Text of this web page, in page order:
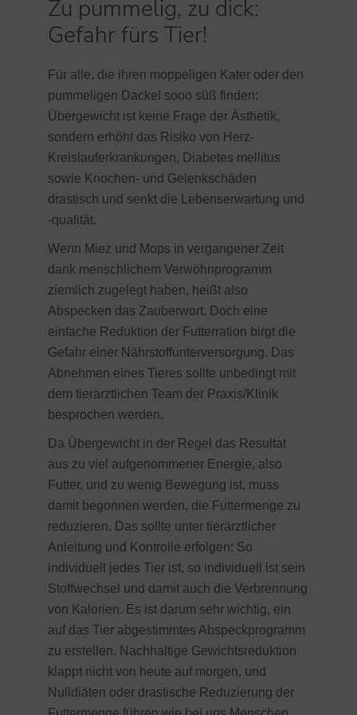
Zu pummelig, zu dick:
Gefahr fürs Tier!
Für alle, die ihren moppeligen Kater oder den
pummeligen Dackel sooo süß finden:
Übergewicht ist keine Frage der Ästhetik,
sondern erhöht das Risiko von Herz-
Kreislauferkrankungen, Diabetes mellitus
sowie Knochen- und Gelenkschäden
drastisch und senkt die Lebenserwartung und
-qualität.
Wenn Miez und Mops in vergangener Zeit
dank menschlichem Verwöhnprogramm
ziemlich zugelegt haben, heißt also
Abspecken das Zauberwort. Doch eine
einfache Reduktion der Futterration birgt die
Gefahr einer Nährstoffunterversorgung. Das
Abnehmen eines Tieres sollte unbedingt mit
dem tierärztlichen Team der Praxis/Klinik
besprochen werden.
Da Übergewicht in der Regel das Resultat
aus zu viel aufgenommener Energie, also
Futter, und zu wenig Bewegung ist, muss
damit begonnen werden, die Futtermenge zu
reduzieren. Das sollte unter tierärztlicher
Anleitung und Kontrolle erfolgen: So
individuell jedes Tier ist, so individuell ist sein
Stoffwechsel und damit auch die Verbrennung
von Kalorien. Es ist darum sehr wichtig, ein
auf das Tier abgestimmtes Abspeckprogramm
zu erstellen. Nachhaltige Gewichtsreduktion
klappt nicht von heute auf morgen, und
Nulldiäten oder drastische Reduzierung der